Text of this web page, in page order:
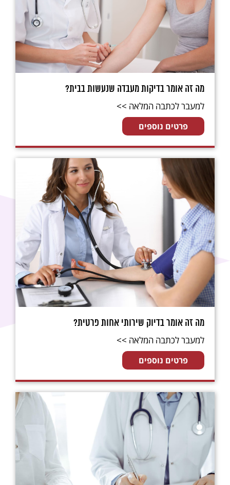
מה זה אומר בדיקות מעבדה שנעשות בבית?
למעבר לכתבה המלאה >>
פרטים נוספים
מה זה אומר בדיוק שירותי אחות פרטית?
למעבר לכתבה המלאה >>
פרטים נוספים